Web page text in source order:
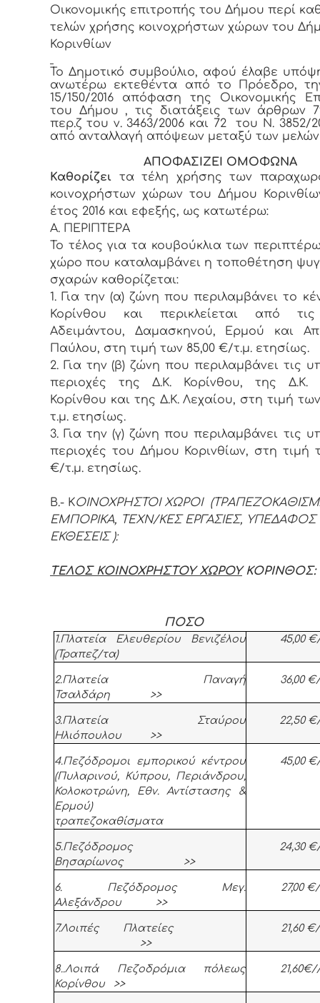
Οικονομικής επιτροπής του Δήμου περί
τελών χρήσης κοινοχρήστων χώρων του
Κορινθίων
Το Δημοτικό συμβούλιο, αφού έλαβε
ανωτέρω εκτεθέντα από το Πρόεδρο,
15/150/2016 απόφαση της Οικονομικής
του Δήμου , τις διατάξεις των άρθρων
περ.ζ του ν. 3463/2006 και 72 του Ν. 3852/
από ανταλλαγή απόψεων μεταξύ των
ΑΠΟΦΑΣΙΖΕΙ ΟΜΟΦΩΝΑ
Καθορίζει τα τέλη χρήσης των
κοινοχρήστων χώρων του Δήμου
έτος 2016 και εφεξής, ως κατωτέρω:
Α. ΠΕΡΙΠΤΕΡΑ
Το τέλος για τα κουβούκλια των
χώρο που καταλαμβάνει η τοποθέτηση
σχαρών καθορίζεται:
1. Για την (α) ζώνη που περιλαμβάνει το
Κορίνθου και περικλείεται από
Αδειμάντου, Δαμασκηνού, Ερμού και
Παύλου, στη τιμή των 85,00 €/τ.μ. ετησίως.
2. Για την (β) ζώνη που περιλαμβάνει τις
περιοχές της Δ.Κ. Κορίνθου, της Δ.Κ.
Κορίνθου και της Δ.Κ. Λεχαίου, στη τιμή
τ.μ. ετησίως.
3. Για την (γ) ζώνη που περιλαμβάνει τις
περιοχές του Δήμου Κορινθίων, στη τιμή
€/τ.μ. ετησίως.
Β.- ΚΟΙΝΟΧΡΗΣΤΟΙ ΧΩΡΟΙ
ΕΜΠΟΡΙΚΑ, ΤΕΧΝ/ΚΕΣ ΕΡΓΑΣΙΕΣ, ΥΠΕΔΑΦΟΣ
ΕΚΘΕΣΕΙΣ ):
ΤΕΛΟΣ ΚΟΙΝΟΧΡΗΣΤΟΥ ΧΩΡΟΥΚΟΡΙΝΘΟΣ:
ΠΟΣΟ
1.Πλατεία Ελευθερίου Βενιζέλου
(Τραπεζ/τα)
45,00
2.Πλατεία Παναγή
Τσαλδάρη >>
36,00
3.Πλατεία Σταύρου
Ηλιόπουλου >>
22,50
4.Πεζόδρομοι εμπορικού κέντρου
(Πυλαρινού, Κύπρου, Περιάνδρου,
Κολοκοτρώνη, Εθν. Αντίστασης &
Ερμού)
τραπεζοκαθίσματα
45,00
5.Πεζόδρομος
Βησαρίωνος >>
24,30
6. Πεζόδρομος Μεγ.
Αλεξάνδρου >>
27,00
7.Λοιπές Πλατείες
>>
21,60
8..Λοιπά Πεζοδρόμια πόλεως
Κορίνθου >>